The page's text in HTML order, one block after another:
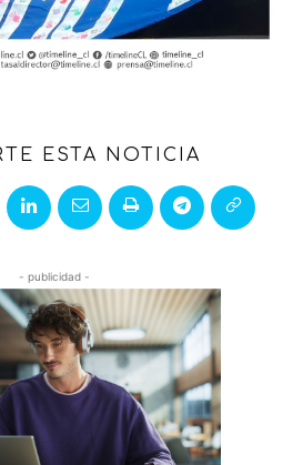
ESTA NOTICIA
- publicidad -